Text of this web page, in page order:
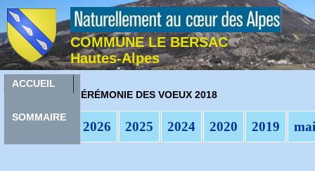
COMMUNE LE BERSAC
Hautes-Alpes
ACCUEIL
SOMMAIRE
C ÉRÉMONIE DES VOEUX 2018
2026 2025 2024 2020 2019